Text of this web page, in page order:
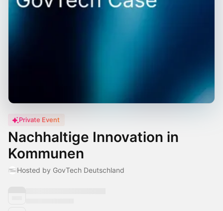
Private Event
Nachhaltige Innovation in
Kommunen
Hosted by GovTech Deutschland